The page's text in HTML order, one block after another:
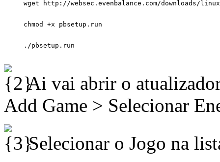
Ai vai abrir o
Add Game > Selecionar
Selecionar o Jogo na